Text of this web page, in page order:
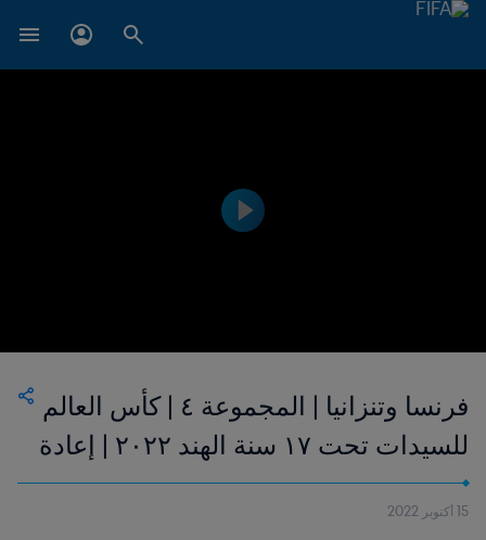
فرنسا وتنزانيا | المجموعة ٤ | كأس العالم
للسيدات تحت ١٧ سنة الهند ٢٠٢٢ | إعادة
المباراة
15 أكتوبر 2022